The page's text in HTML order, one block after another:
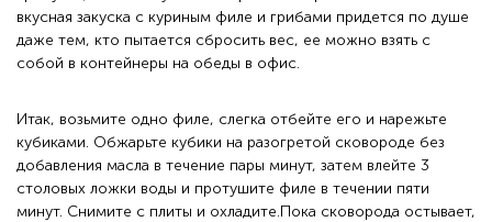
вкусная закуска с куриным филе и грибами придется по душе
даже тем, кто пытается сбросить вес, ее можно взять с
собой в контейнеры на обеды в офис.
Итак, возьмите одно филе, слегка отбейте его и нарежьте
кубиками. Обжарьте кубики на разогретой сковороде без
добавления масла в течение пары минут, затем влейте 3
столовых ложки воды и протушите филе в течении пяти
минут. Снимите с плиты и охладите.Пока сковорода остывает,